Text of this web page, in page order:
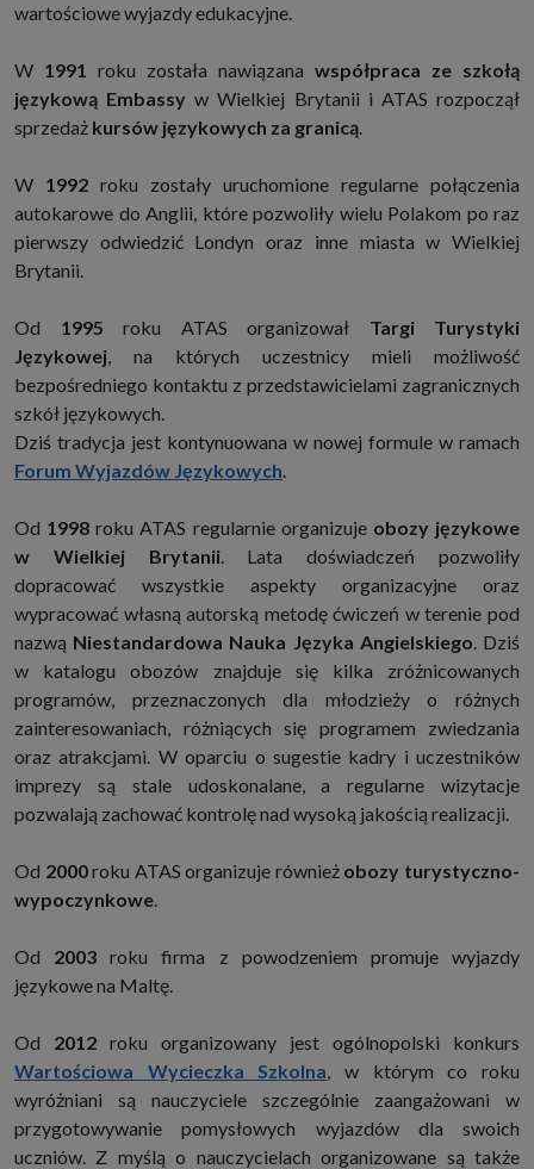
wartościowe wyjazdy edukacyjne.
W 1991 roku została nawiązana współpraca ze szkołą
językową Embassy w Wielkiej Brytanii i ATAS rozpoczął
sprzedaż kursów językowych za granicą.
W 1992 roku zostały uruchomione regularne połączenia
autokarowe do Anglii, które pozwoliły wielu Polakom po raz
pierwszy odwiedzić Londyn oraz inne miasta w Wielkiej
Brytanii.
Od 1995 roku ATAS organizował Targi Turystyki
Językowej, na których uczestnicy mieli możliwość
bezpośredniego kontaktu z przedstawicielami zagranicznych
szkół językowych.
Dziś tradycja jest kontynuowana w nowej formule w ramach
Forum Wyjazdów Językowych.
Od 1998 roku ATAS regularnie organizuje obozy językowe
w Wielkiej Brytanii. Lata doświadczeń pozwoliły
dopracować wszystkie aspekty organizacyjne oraz
wypracować własną autorską metodę ćwiczeń w terenie pod
nazwą Niestandardowa Nauka Języka Angielskiego. Dziś
w katalogu obozów znajduje się kilka zróżnicowanych
programów, przeznaczonych dla młodzieży o różnych
zainteresowaniach, różniących się programem zwiedzania
oraz atrakcjami. W oparciu o sugestie kadry i uczestników
imprezy są stale udoskonalane, a regularne wizytacje
pozwalają zachować kontrolę nad wysoką jakością realizacji.
Od 2000roku ATAS organizuje również obozy turystyczno-
wypoczynkowe.
Od 2003 roku firma z powodzeniem promuje wyjazdy
językowe na Maltę.
Od 2012 roku organizowany jest ogólnopolski konkurs
Wartościowa Wycieczka Szkolna, w którym co roku
wyróżniani są nauczyciele szczególnie zaangażowani w
przygotowywanie pomysłowych wyjazdów dla swoich
uczniów. Z myślą o nauczycielach organizowane są także